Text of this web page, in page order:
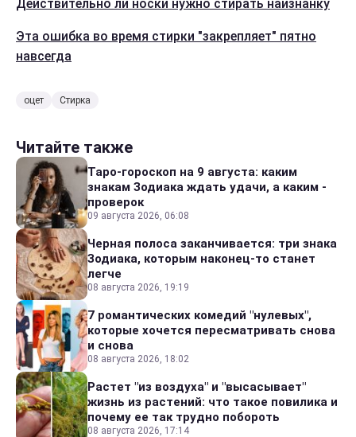
Действительно ли носки нужно стирать наизнанку
Эта ошибка во время стирки "закрепляет" пятно
навсегда
оцет Стирка
Читайте также
Таро-гороскоп на 9 августа: каким
знакам Зодиака ждать удачи, а каким -
проверок
09 августа 2026, 06:08
Черная полоса заканчивается: три знака
Зодиака, которым наконец-то станет
легче
08 августа 2026, 19:19
7 романтических комедий "нулевых",
которые хочется пересматривать снова
и снова
08 августа 2026, 18:02
Растет "из воздуха" и "высасывает"
жизнь из растений: что такое повилика и
почему ее так трудно побороть
08 августа 2026, 17:14